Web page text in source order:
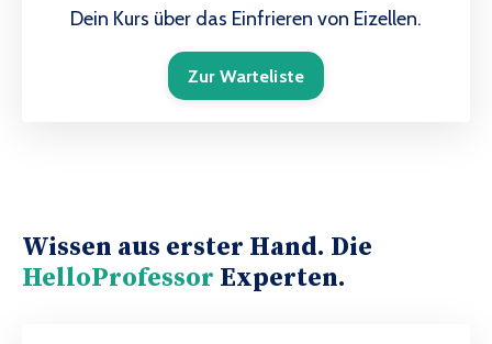
Dein Kurs über das Einfrieren von Eizellen.
Zur Warteliste
Wissen aus erster Hand. Die
HelloProfessor Experten.